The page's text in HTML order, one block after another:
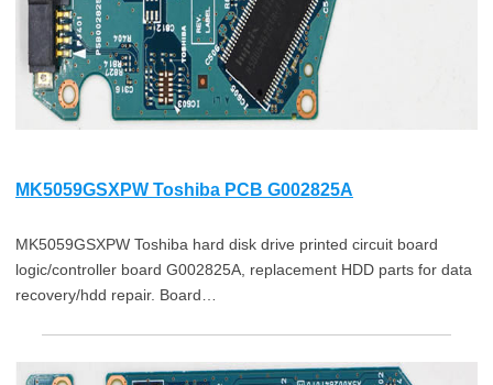
MK5059GSXPW Toshiba PCB G002825A
MK5059GSXPW Toshiba hard disk drive printed circuit board
logic/controller board G002825A, replacement HDD parts for data
recovery/hdd repair. Board…